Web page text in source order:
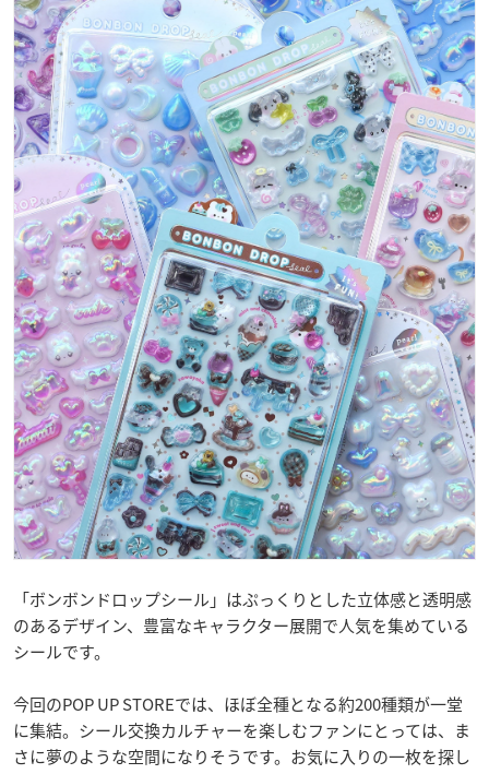
「ボンボンドロップシール」はぷっくりとした立体感と透明感
のあるデザイン、豊富なキャラクター展開で人気を集めている
シールです。
今回のPOP UP STOREでは、ほぼ全種となる約200種類が一堂
に集結。シール交換カルチャーを楽しむファンにとっては、ま
さに夢のような空間になりそうです。お気に入りの一枚を探し